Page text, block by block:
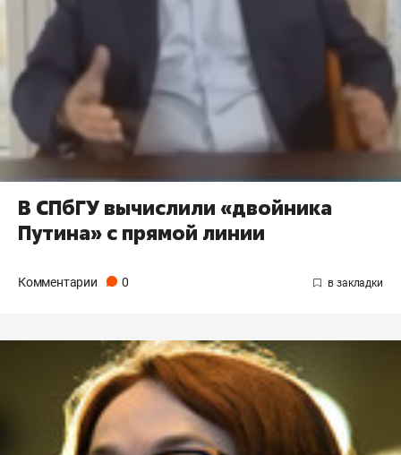
В СПбГУ вычислили «двойника
Путина» с прямой линии
Комментарии 0